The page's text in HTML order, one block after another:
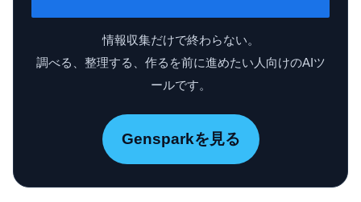
情報収集だけで終わらない。
調べる、整理する、作るを前に進めたい人向けのAIツ
ールです。
Gensparkを見る